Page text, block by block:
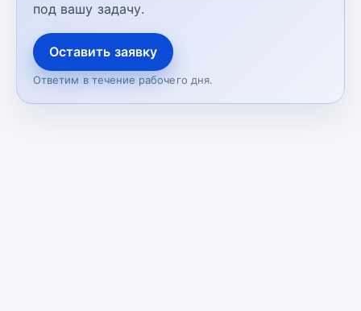
под вашу задачу.
Оставить заявку
Ответим в течение рабочего дня.